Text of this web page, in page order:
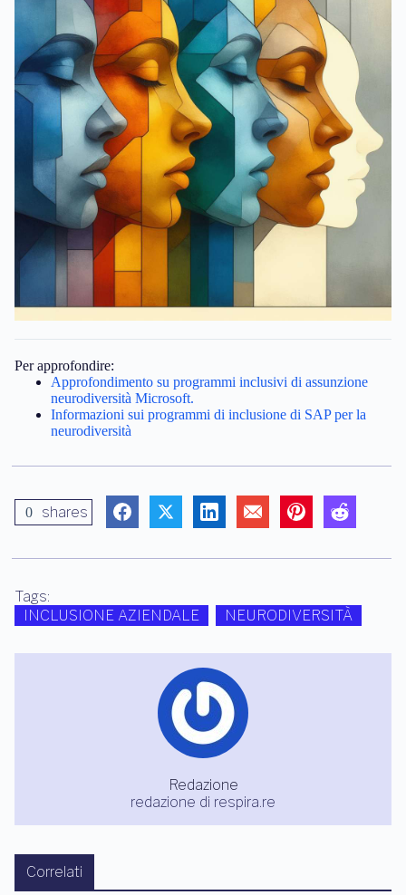
Per approfondire:
Approfondimento su programmi inclusivi di assunzione
neurodiversità Microsoft.
Informazioni sui programmi di inclusione di SAP per la
neurodiversità
0 shares
Tags:
INCLUSIONE AZIENDALE
NEURODIVERSITÀ
Redazione
redazione di respira.re
Correlati